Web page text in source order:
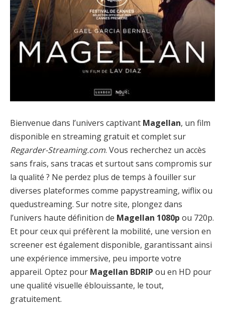
Bienvenue dans l’univers captivant Magellan, un film
disponible en streaming gratuit et complet sur
Regarder-Streaming.com. Vous recherchez un accès
sans frais, sans tracas et surtout sans compromis sur
la qualité ? Ne perdez plus de temps à fouiller sur
diverses plateformes comme papystreaming, wiflix ou
quedustreaming. Sur notre site, plongez dans
l’univers haute définition de Magellan 1080p ou 720p.
Et pour ceux qui préfèrent la mobilité, une version en
screener est également disponible, garantissant ainsi
une expérience immersive, peu importe votre
appareil. Optez pour Magellan BDRIP ou en HD pour
une qualité visuelle éblouissante, le tout,
gratuitement.